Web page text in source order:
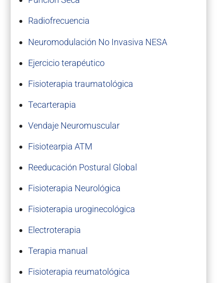
Radiofrecuencia
Neuromodulación No Invasiva NESA
Ejercicio terapéutico
Fisioterapia traumatológica
Tecarterapia
Vendaje Neuromuscular
Fisiotearpia ATM
Reeducación Postural Global
Fisioterapia Neurológica
Fisioterapia uroginecológica
Electroterapia
Terapia manual
Fisioterapia reumatológica